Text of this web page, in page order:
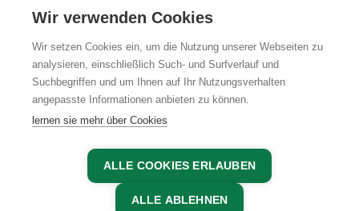
AGBIMPRESSUMDATENSCHUTZ
Wir verwenden Cookies
Wir setzen Cookies ein, um die Nutzung unserer Webseiten zu
analysieren, einschließlich Such- und Surfverlauf und
Suchbegriffen und um Ihnen auf Ihr Nutzungsverhalten
angepasste Informationen anbieten zu können.
lernen sie mehr über Cookies
ALLE COOKIES ERLAUBEN
ALLE ABLEHNEN